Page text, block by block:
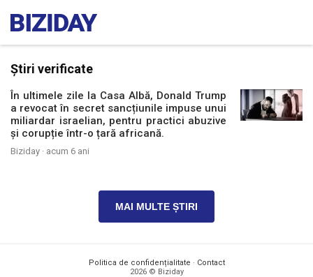
Știri verificate
În ultimele zile la Casa Albă, Donald Trump
a revocat în secret sancțiunile impuse unui
miliardar israelian, pentru practici abuzive
și corupție într-o țară africană.
Biziday · acum 6 ani
MAI MULTE ȘTIRI
Politica de confidențialitate · Contact
2026 © Biziday